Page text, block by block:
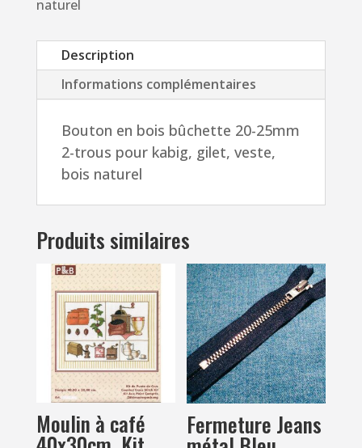
2-
trous
pour
kabig,
gilet,
veste,
naturel
naturel
Description
Informations complémentaires
Bouton en bois bûchette 20-25mm
2-trous pour kabig, gilet, veste,
bois naturel
Produits similaires
Moulin à café Fermeture Jeans